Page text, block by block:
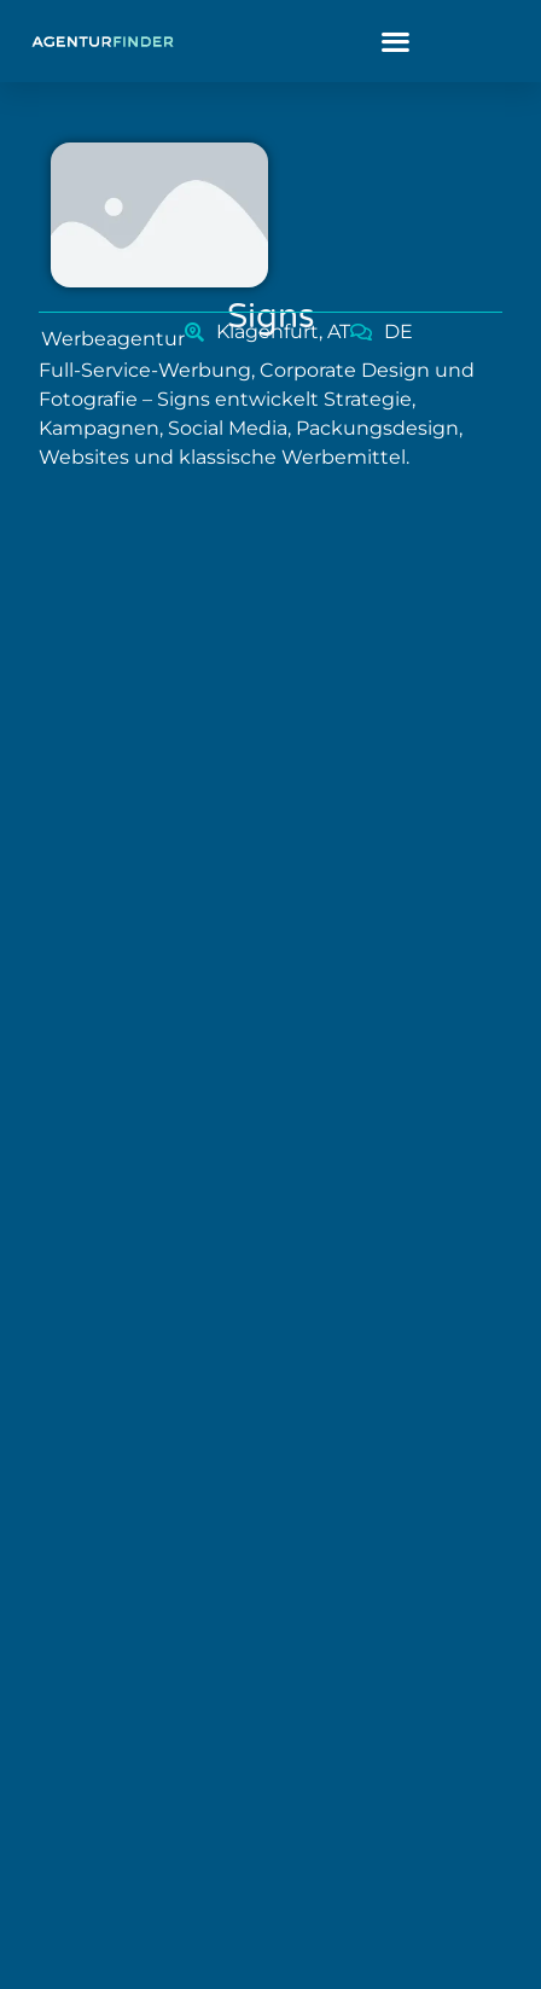
Signs
Werbeagentur Klagenfurt, AT
DE
Full-Service-Werbung, Corporate Design und
Fotografie – Signs entwickelt Strategie,
Kampagnen, Social Media, Packungsdesign,
Websites und klassische Werbemittel.